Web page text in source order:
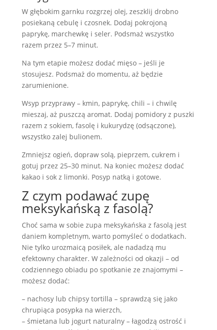
W głębokim garnku rozgrzej olej, zeszklij drobno
posiekaną cebulę i czosnek. Dodaj pokrojoną
paprykę, marchewkę i seler. Podsmaż wszystko
razem przez 5–7 minut.
Na tym etapie możesz dodać mięso – jeśli je
stosujesz. Podsmaż do momentu, aż będzie
zarumienione.
Wsyp przyprawy – kmin, paprykę, chili – i chwilę
mieszaj, aż puszczą aromat. Dodaj pomidory z puszki
razem z sokiem, fasolę i kukurydzę (odsączone),
wszystko zalej bulionem.
Zmniejsz ogień, dopraw solą, pieprzem, cukrem i
gotuj przez 25–30 minut. Na koniec możesz dodać
kakao i sok z limonki. Posyp natką i gotowe.
Z czym podawać zupę
meksykańską z fasolą?
Choć sama w sobie zupa meksykańska z fasolą jest
daniem kompletnym, warto pomyśleć o dodatkach.
Nie tylko urozmaicą posiłek, ale nadadzą mu
efektowny charakter. W zależności od okazji – od
codziennego obiadu po spotkanie ze znajomymi –
możesz dodać:
– nachosy lub chipsy tortilla – sprawdzą się jako
chrupiąca posypka na wierzch,
– śmietana lub jogurt naturalny – łagodzą ostrość i